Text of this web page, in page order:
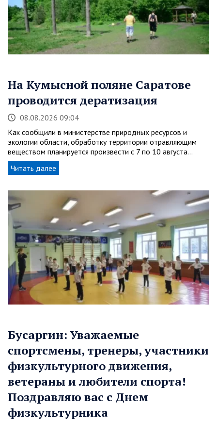
На Кумысной поляне Саратове
проводится дератизация
08.08.2026 09:04
Как сообщили в министерстве природных ресурсов и
экологии области, обработку территории отравляющим
веществом планируется произвести с 7 по 10 августа…
Читать далее
Бусаргин: Уважаемые
спортсмены, тренеры, участники
физкультурного движения,
ветераны и любители спорта!
Поздравляю вас с Днем
физкультурника